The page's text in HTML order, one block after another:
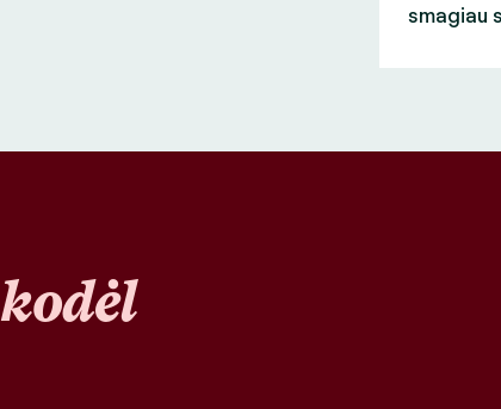
smagiau
kodėl